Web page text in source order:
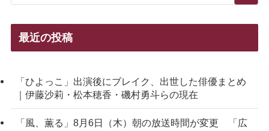
最近の投稿
「ひよっこ」出演後にブレイク、出世した俳優まとめ
｜伊藤沙莉・松本穂香・磯村勇斗らの現在
「風、薫る」8月6日（木）朝の放送時間が変更 「広